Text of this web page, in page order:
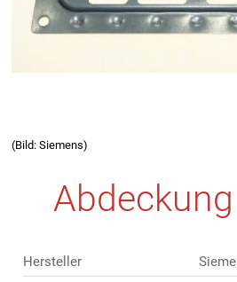
(Bild: Siemens)
Hersteller